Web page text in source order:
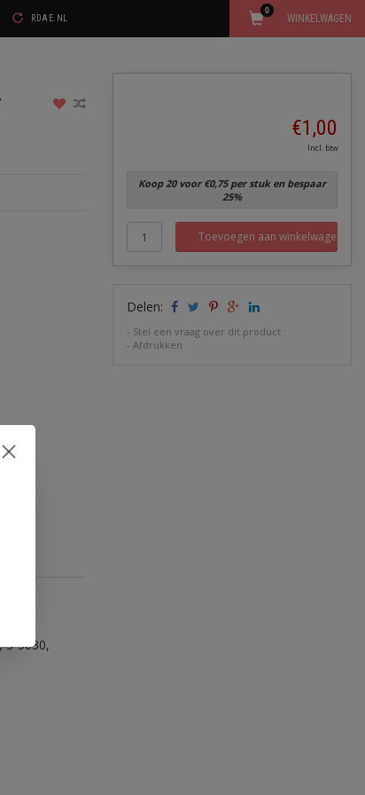
RDAE.NL WINKELWAGEN
0
3-5630,
€1,00
Incl. btw
Koop 20 voor €0,75 per stuk en bespaar
25%
Toevoegen aan winkelwagen
Delen:
- Stel een vraag over dit product
-Afdrukken